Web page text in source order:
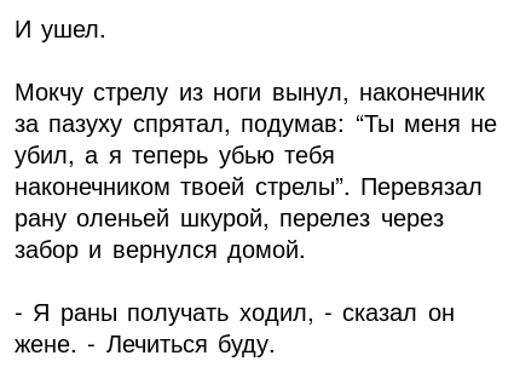
И ушел.
Мокчу стрелу из ноги вынул, наконечник
за пазуху спрятал, подумав: “Ты меня не
убил, а я теперь убью тебя
наконечником твоей стрелы”. Перевязал
рану оленьей шкурой, перелез через
забор и вернулся домой.
- Я раны получать ходил, - сказал он
жене. - Лечиться буду.